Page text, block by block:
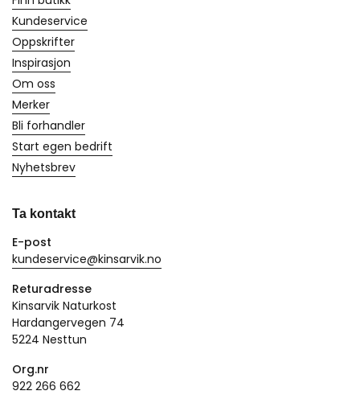
Kundeservice
Oppskrifter
Inspirasjon
Om oss
Merker
Bli forhandler
Start egen bedrift
Nyhetsbrev
Ta kontakt
E-post
kundeservice@kinsarvik.no
Returadresse
Kinsarvik Naturkost
Hardangervegen 74
5224 Nesttun
Org.nr
922 266 662